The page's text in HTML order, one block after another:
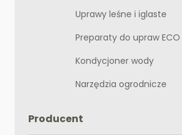
Uprawy leśne i iglaste
Preparaty do upraw ECO
Kondycjoner wody
Narzędzia ogrodnicze
Producent